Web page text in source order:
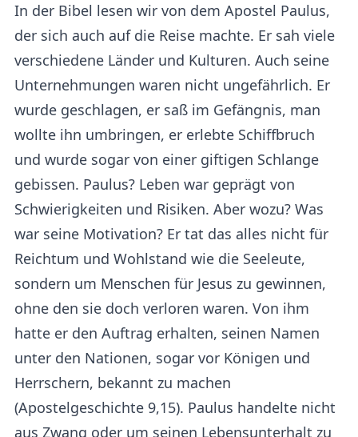
In der Bibel lesen wir von dem Apostel Paulus,
der sich auch auf die Reise machte. Er sah viele
verschiedene Länder und Kulturen. Auch seine
Unternehmungen waren nicht ungefährlich. Er
wurde geschlagen, er saß im Gefängnis, man
wollte ihn umbringen, er erlebte Schiffbruch
und wurde sogar von einer giftigen Schlange
gebissen. Paulus? Leben war geprägt von
Schwierigkeiten und Risiken. Aber wozu? Was
war seine Motivation? Er tat das alles nicht für
Reichtum und Wohlstand wie die Seeleute,
sondern um Menschen für Jesus zu gewinnen,
ohne den sie doch verloren waren. Von ihm
hatte er den Auftrag erhalten, seinen Namen
unter den Nationen, sogar vor Königen und
Herrschern, bekannt zu machen
(Apostelgeschichte 9,15). Paulus handelte nicht
aus Zwang oder um seinen Lebensunterhalt zu